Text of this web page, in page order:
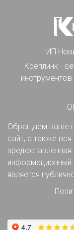
ИП
Креплинк -
Обращаем ваше
сайт, а также
информационный
является